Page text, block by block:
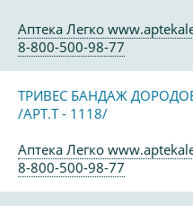
Аптека Легко
8-800-500-98-77
ТРИВЕС БАНДАЖ
/АРТ.Т - 1118/
Аптека Легко
8-800-500-98-77